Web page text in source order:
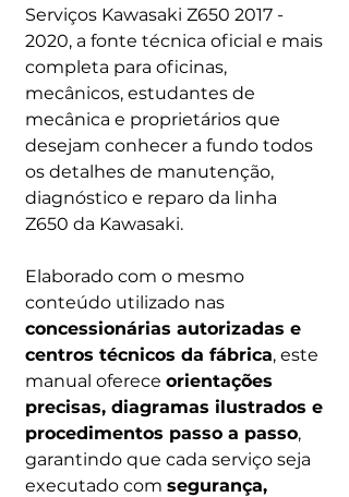
Serviços Kawasaki Z650 2017 -
2020, a fonte técnica oficial e mais
completa para oficinas,
mecânicos, estudantes de
mecânica e proprietários que
desejam conhecer a fundo todos
os detalhes de manutenção,
diagnóstico e reparo da linha
Z650 da Kawasaki.
Elaborado com o mesmo
conteúdo utilizado nas
concessionárias autorizadas e
centros técnicos da fábrica, este
manual oferece orientações
precisas, diagramas ilustrados e
procedimentos passo a passo,
garantindo que cada serviço seja
executado com segurança,